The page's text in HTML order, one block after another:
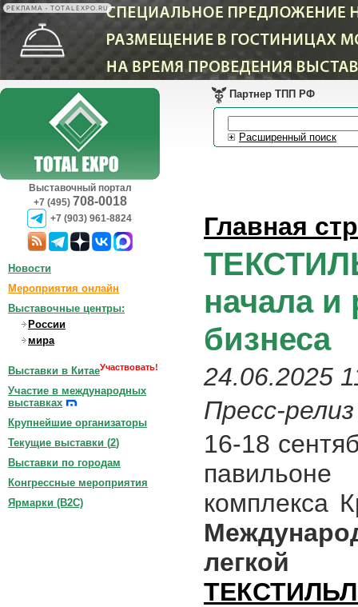
РЕКЛАМА • TOTALEXPO.RU
Выставочный портал
+7 (495) 708-0018
+7 (903) 961-8824
Партнер ТПП РФ
Расширенный поиск
Главная
начала и
бизнеса
24.06.2025
Пресс-релиз
16-18
комплекса
Новости
Мероприятия онлайн
Выставочные центры:
России
мира
Выставки в КитаеУчаствовать!
Участие в международных
выставках
Крупнейшие организаторы
Текущие выставки (2)
Выставки по городам
Конгрессные мероприятия
Ярмарки (B2C)